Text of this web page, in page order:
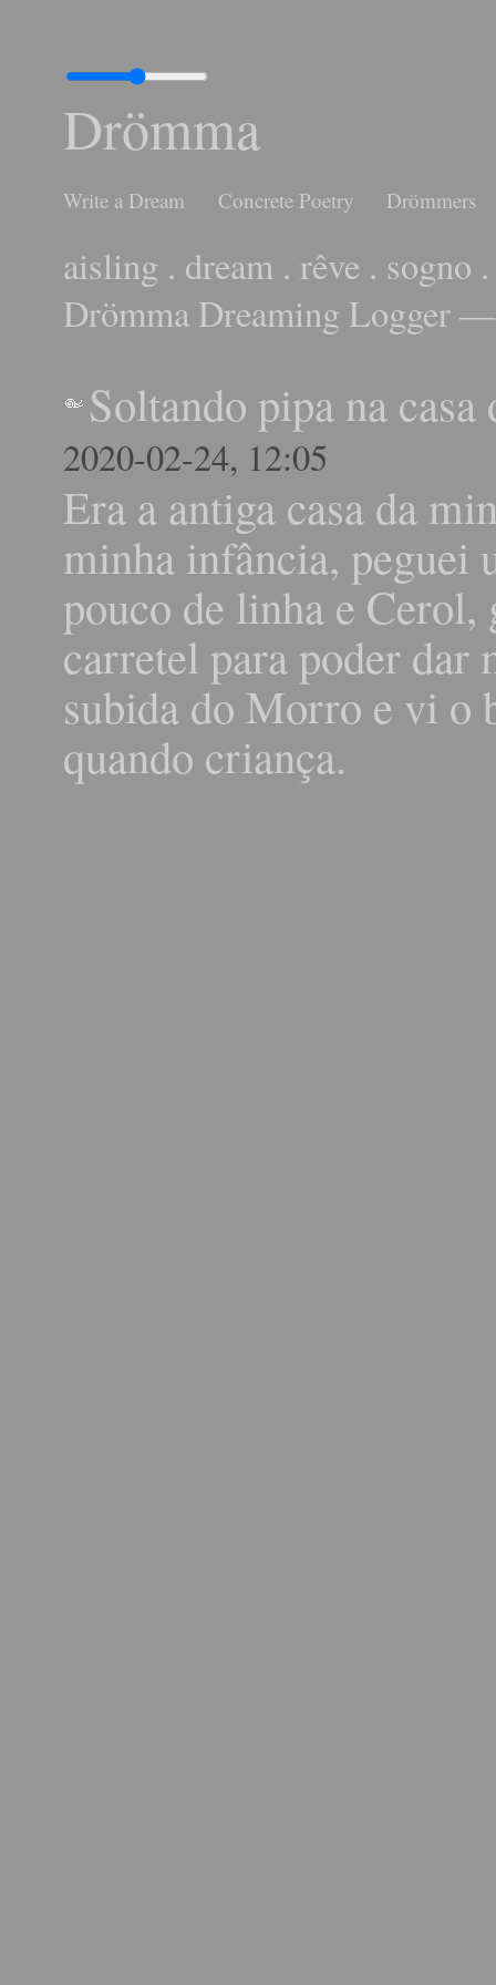
Drömma
Write a Dream Concrete Poetry Drömmers
aisling . dream . rêve . sogno
Drömma Dreaming Logger
Soltando pipa na
2020-02-24, 12:05
Era a antiga casa da
minha infância, peguei
pouco de linha e
carretel para poder dar
subida do Morro e vi o
quando criança.